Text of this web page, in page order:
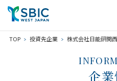
TOP 投資先企業 株式会社日能研関西
企